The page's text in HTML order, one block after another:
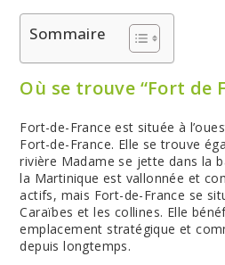
Sommaire
Où se trouve “Fort de
Fort-de-France est située à
Fort-de-France. Elle se trouve
rivière Madame se jette dans la
la Martinique est vallonnée et
actifs, mais Fort-de-France se
Caraïbes et les collines. Elle
emplacement stratégique et
depuis longtemps.